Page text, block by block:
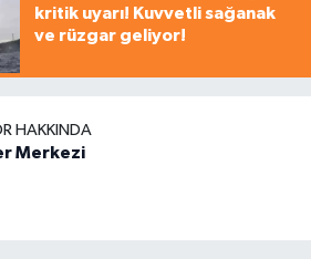
kritik uyarı! Kuvvetli sağanak
ve rüzgar geliyor!
HAKKINDA
Merkezi